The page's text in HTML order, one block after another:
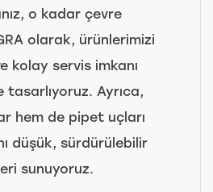
o kadar çevre
olarak, ürünlerimizi
kolay servis imkanı
Ayrıca,
hem de pipet uçları
düşük, sürdürülebilir
sunuyoruz.